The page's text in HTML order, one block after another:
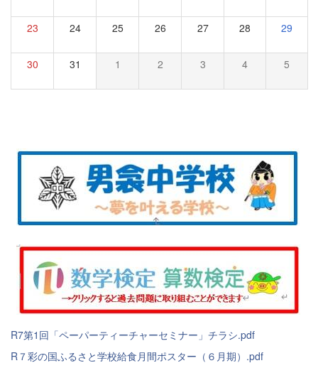
23 24 25 26 27 28 29
30 31 1 2 3 4 5
R7第1回「ペーパーティーチャーセミナー」チラシ.pdf
R７彩の国ふるさと学校給食月間ポスター（６月期）.pdf